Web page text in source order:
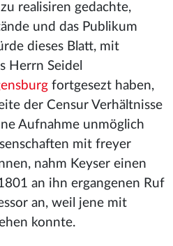
realisiren gedachte,
und das Publikum
dieses Blatt, mit
Herrn Seidel
fortgesezt haben,
der Censur Verhältnisse
Aufnahme unmöglich
mit freyer
nahm Keyser einen
an ihn ergangenen Ruf
an, weil jene mit
konnte.